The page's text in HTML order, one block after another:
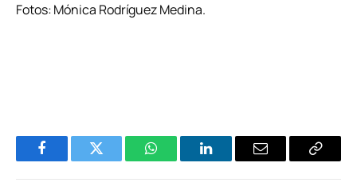
Fotos: Mónica Rodríguez Medina.
FacebookTwitter WhatsAppLinkedInEmail
Copiar